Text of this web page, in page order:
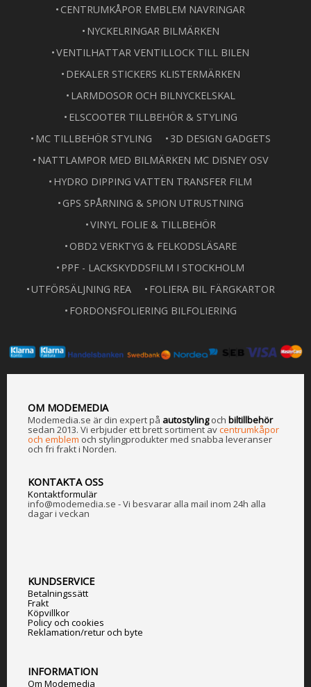
CENTRUMKÅPOR EMBLEM NAVRINGAR
NYCKELRINGAR BILMÄRKEN
VENTILHATTAR VENTILLOCK TILL BILEN
DEKALER STICKERS KLISTERMÄRKEN
LARMDOSOR OCH BILNYCKELSKAL
ELSCOOTER TILLBEHÖR & STYLING
MC TILLBEHÖR STYLING
3D DESIGN GADGETS
NATTLAMPOR MED BILMÄRKEN MC DISNEY OSV
HYDRO DIPPING VATTEN TRANSFER FILM
GPS SPÅRNING & SPION UTRUSTNING
VINYL FOLIE & TILLBEHÖR
OBD2 VERKTYG & FELKODSLÄSARE
PPF - LACKSKYDDSFILM I STOCKHOLM
UTFÖRSÄLJNING REA
FOLIERA BIL FÄRGKARTOR
FORDONSFOLIERING BILFOLIERING
OM MODEMEDIA
Modemedia.se är din expert på autostylingoch biltillbehör
sedan 2013. Vi erbjuder ett brett sortiment avcentrumkåpor
och emblem och stylingprodukter med snabba leveranser
och fri frakt i Norden.
KONTAKTA OSS
Kontaktformulär
info@modemedia.se - Vi besvarar alla mail inom 24h alla
dagar i veckan
KUNDSERVICE
Betalningssätt
Frakt
Köpvillkor
Policy och cookies
Reklamation/retur och byte
INFORMATION
Om Modemedia